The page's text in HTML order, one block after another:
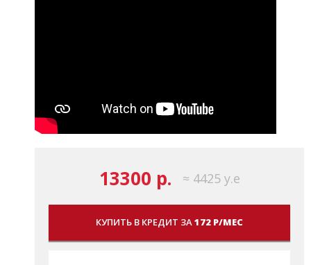
13300 р. ≈ 4425 у.е
КУПИТЬ В КРЕДИТ ЗА172 Р/МЕС